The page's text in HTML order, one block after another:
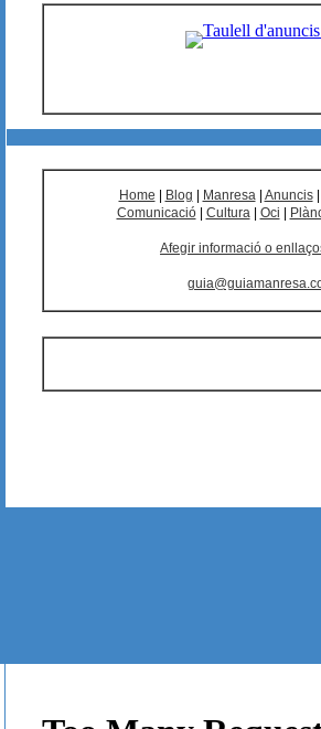
Home Blog Manresa| Anuncis
Comunicació| Cultura| Oci
Afegir informació o